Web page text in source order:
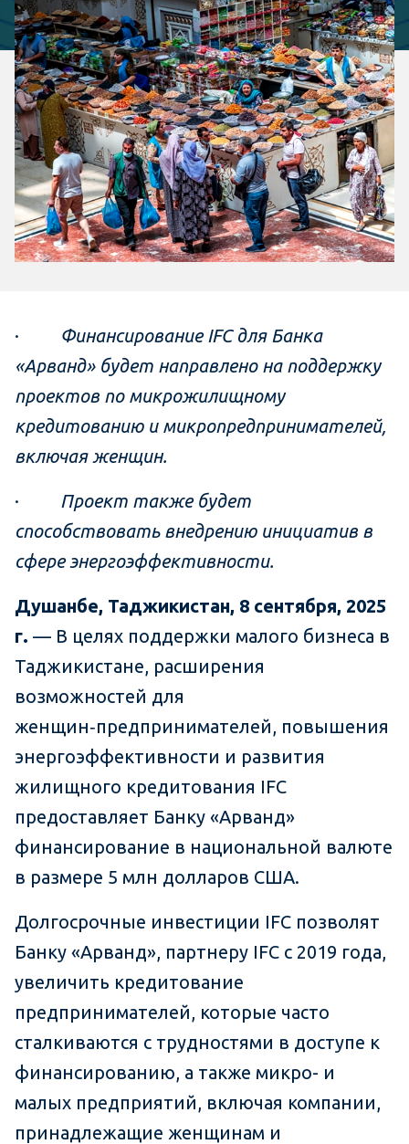
· Финансирование IFC для Банка
«Арванд» будет направлено на поддержку
проектов по микрожилищному
кредитованию и микропредпринимателей,
включая женщин.
· Проект также будет
способствовать внедрению инициатив в
сфере энергоэффективности.
Душанбе, Таджикистан, 8 сентября, 2025
г. — В целях поддержки малого бизнеса в
Таджикистане, расширения
возможностей для
женщин‑предпринимателей, повышения
энергоэффективности и развития
жилищного кредитования IFC
предоставляет Банку «Арванд»
финансирование в национальной валюте
в размере 5 млн долларов США.
Долгосрочные инвестиции IFC позволят
Банку «Арванд», партнеру IFC с 2019 года,
увеличить кредитование
предпринимателей, которые часто
сталкиваются с трудностями в доступе к
финансированию, а также микро- и
малых предприятий, включая компании,
принадлежащие женщинам и